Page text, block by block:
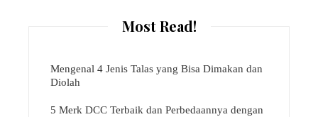
Most Read!
Mengenal 4 Jenis Talas yang Bisa Dimakan dan
Diolah
5 Merk DCC Terbaik dan Perbedaannya dengan